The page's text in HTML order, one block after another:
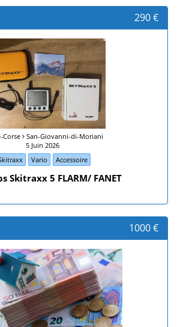
290 €
Corse
San-Giovanni-di-Moriani
5 Juin 2026
Vario Accessoire
Skitraxx 5 FLARM/ FANET
1000 €